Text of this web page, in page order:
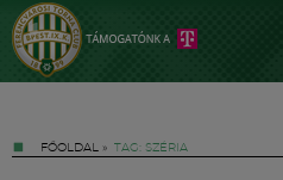
FŐOLDAL » TAG: SZÉRIA